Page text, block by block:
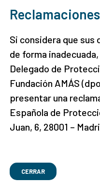
Reclamaciones
Si considera que sus
de forma
Delegado de
Fundación AMÁS
presentar una
Española de
Juan, 6, 28001 –
CERRAR